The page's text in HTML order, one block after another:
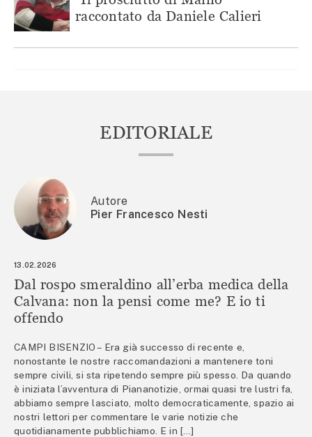
raccontato da Daniele Calieri
EDITORIALE
Autore
Pier Francesco Nesti
13.02.2026
Dal rospo smeraldino all’erba medica della
Calvana: non la pensi come me? E io ti
offendo
CAMPI BISENZIO – Era già successo di recente e,
nonostante le nostre raccomandazioni a mantenere toni
sempre civili, si sta ripetendo sempre più spesso. Da quando
è iniziata l’avventura di Piananotizie, ormai quasi tre lustri fa,
abbiamo sempre lasciato, molto democraticamente, spazio ai
nostri lettori per commentare le varie notizie che
quotidianamente pubblichiamo. E in […]